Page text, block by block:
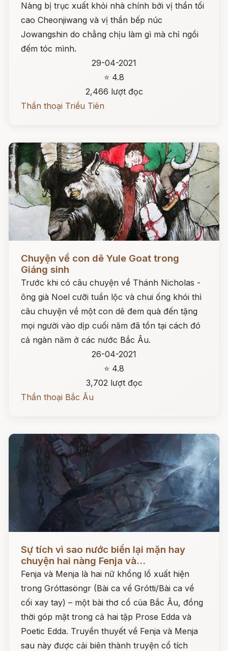
Nàng bị trục xuất khỏi nhà chính bởi vị thần tối
cao Cheonjiwang và vị thần bếp núc
Jowangshin do chẳng chịu làm gì mà chỉ ngồi
đếm tóc mình.
29-04-2021
⭐ 4.8
2,466 lượt đọc
Thần thoại Triều Tiên
Chuyện về con dê Yule Goat trong
Giáng sinh
Trước khi có câu chuyện về Thánh Nicholas -
ông già Noel cưỡi tuần lộc và chui ống khói thì
câu chuyện về một con dê đem quà đến tặng
mọi người vào dịp cuối năm đã tồn tại cách đó
cả ngàn năm ở các nước Bắc Âu.
26-04-2021
⭐ 4.8
3,702 lượt đọc
Thần thoại Bắc Âu
Sự tích vì sao nước biển lại mặn hay
chuyện hai nàng Fenja và...
Fenja và Menja là hai nữ khổng lồ xuất hiện
trong Gróttasöngr (Bài ca về Grótti/Bài ca về
cối xay tay) – một bài thơ cổ của Bắc Âu, đồng
thời góp mặt trong cả hai tập Prose Edda và
Poetic Edda. Truyền thuyết về Fenja và Menja
sau này được cải biên thành truyện cổ tích